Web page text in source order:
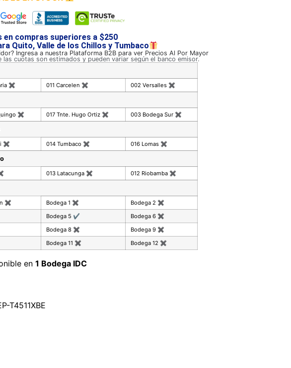
en compras superiores a $250
Quito, Valle de los Chillos y Tumbaco
Ingresa a nuestra Plataforma B2B para ver Precios Al Por Mayor
las cuotas son estimados y pueden variar según el banco emisor.
✖ 011 Carcelen ✖ 002 Versalles ✖
✖ 017 Tnte. Hugo Ortiz ✖ 003 Bodega Sur ✖
✖ 014 Tumbaco ✖ 016 Lomas ✖
013 Latacunga ✖ 012 Riobamba ✖
✖ Bodega 1 ✖ Bodega 2 ✖
Bodega 5 ✔ Bodega 6 ✖
Bodega 8 ✖ Bodega 9 ✖
Bodega 11 ✖ Bodega 12 ✖
en 1 Bodega IDC
T4511XBE